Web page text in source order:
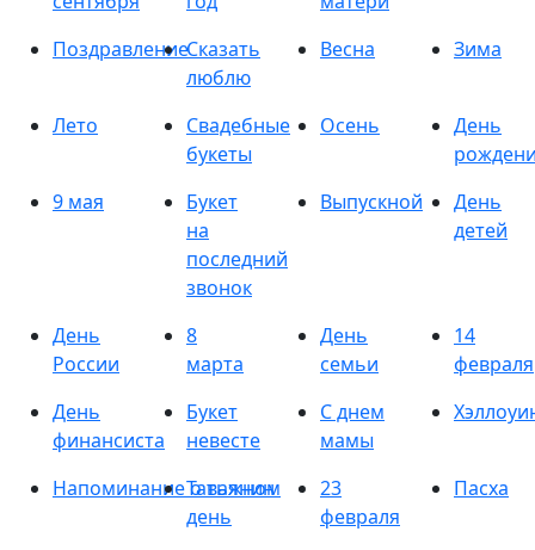
ПоздравлениеСказать
люблю
Весна Зима
Лето
Свадебные
букеты
Осень
День
9 мая
Букет
на
последний
звонок
Выпускной
День
детей
День
России
8
марта
День
семьи
14
февраля
День
финансиста
Букет
невесте
С днем
мамы
Напоминание о важном
Татьянин
день
23
февраля
Пасха